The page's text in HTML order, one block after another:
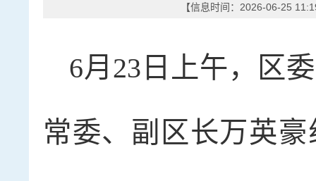
【信息时间：2026-06-25
6月23日上午，区
常委、副区长万英